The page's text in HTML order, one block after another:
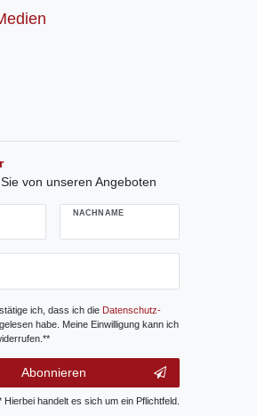
von unseren Angeboten
NACHNAME
ich, dass ich die Daten­schutz­
habe. Meine Einwilligung kann ich
Abonnieren
Hierbei handelt es sich um ein Pflichtfeld.